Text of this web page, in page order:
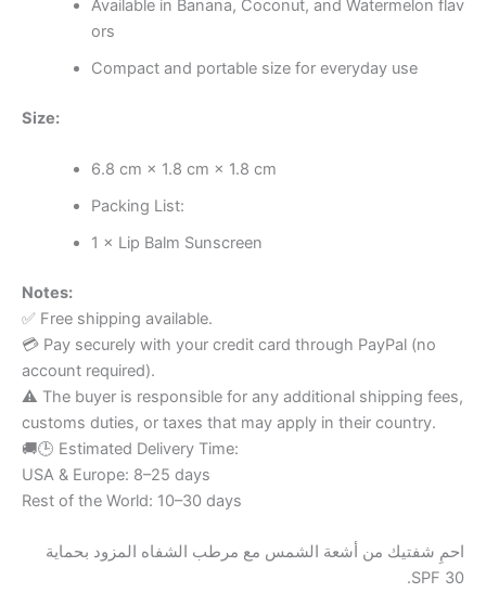
Available in Banana, Coconut, and Watermelon flav
ors
Compact and portable size for everyday use
Size:
6.8 cm × 1.8 cm × 1.8 cm
Packing List:
1 × Lip Balm Sunscreen
Notes:
✅ Free shipping available.
💳 Pay securely with your credit card through PayPal (no
account required).
⚠️ The buyer is responsible for any additional shipping fees,
customs duties, or taxes that may apply in their country.
🚚🕒 Estimated Delivery Time:
USA & Europe: 8–25 days
Rest of the World: 10–30 days
احمِ شفتيك من أشعة الشمس مع مرطب الشفاه المزود بحماية
SPF 30.